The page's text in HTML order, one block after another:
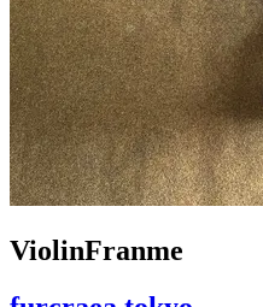
ViolinFranme